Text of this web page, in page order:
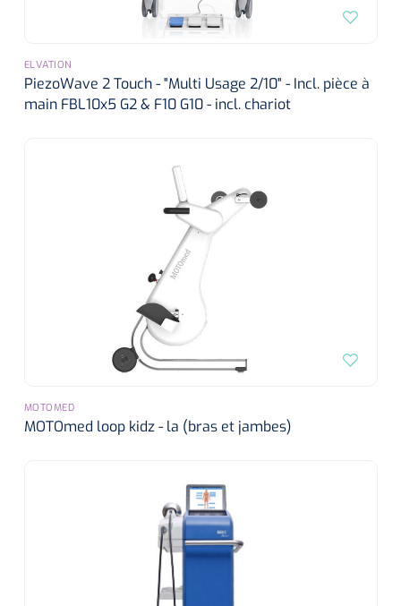
ELVATION
PiezoWave 2 Touch - "Multi Usage 2/10" - Incl. pièce à
main FBL10x5 G2 & F10 G10 - incl. chariot
MOTOMED
MOTOmed loop kidz - la (bras et jambes)